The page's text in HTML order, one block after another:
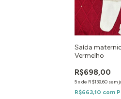
Saída
Vermelho
R$698,00
5xde R$139,60 sem
R$663,10 com